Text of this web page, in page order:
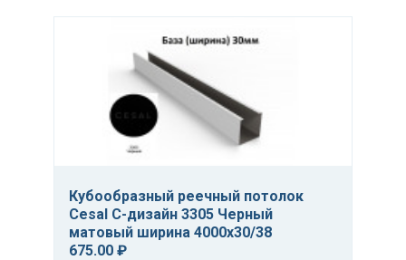
Кубообразный реечный потолок
Cesal C-дизайн 3305 Черный
матовый ширина 4000х30/38
675.00 ₽